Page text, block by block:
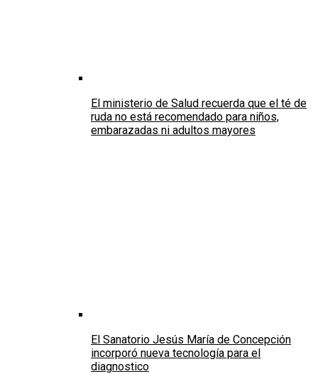
El ministerio de Salud recuerda que el té de
ruda no está recomendado para niños,
embarazadas ni adultos mayores
El Sanatorio Jesús María de Concepción
incorporó nueva tecnología para el
diagnostico